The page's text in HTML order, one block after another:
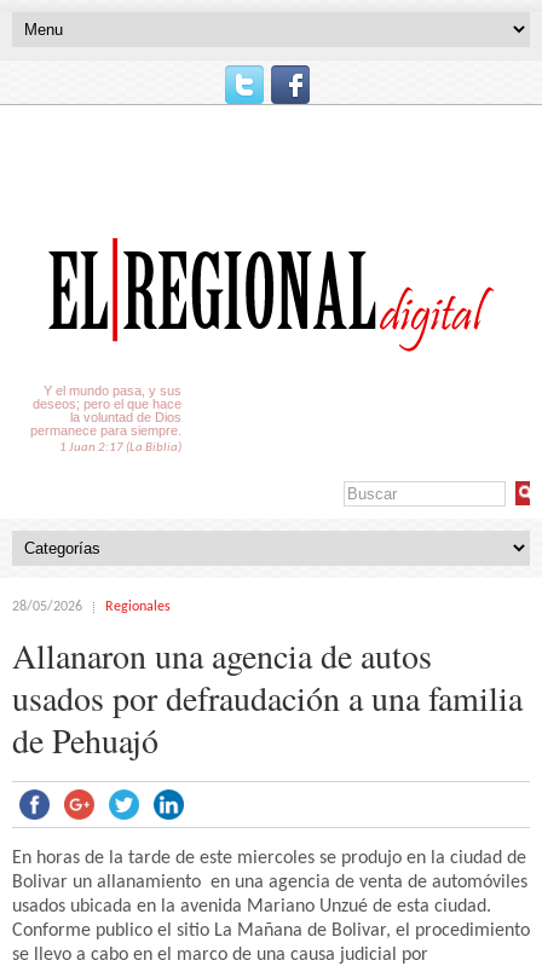
Y el mundo pasa, y sus
deseos; pero el que hace
la voluntad de Dios
permanece para siempre.
1 Juan 2:17 (La Biblia)
28/05/2026 Regionales
Allanaron una agencia de autos
usados por defraudación a una familia
de Pehuajó
En horas de la tarde de este miercoles se produjo en la ciudad de
Bolivar un allanamiento en una agencia de venta de automóviles
usados ubicada en la avenida Mariano Unzué de esta ciudad.
Conforme publico el sitio La Mañana de Bolivar, el procedimiento
se llevo a cabo en el marco de una causa judicial por